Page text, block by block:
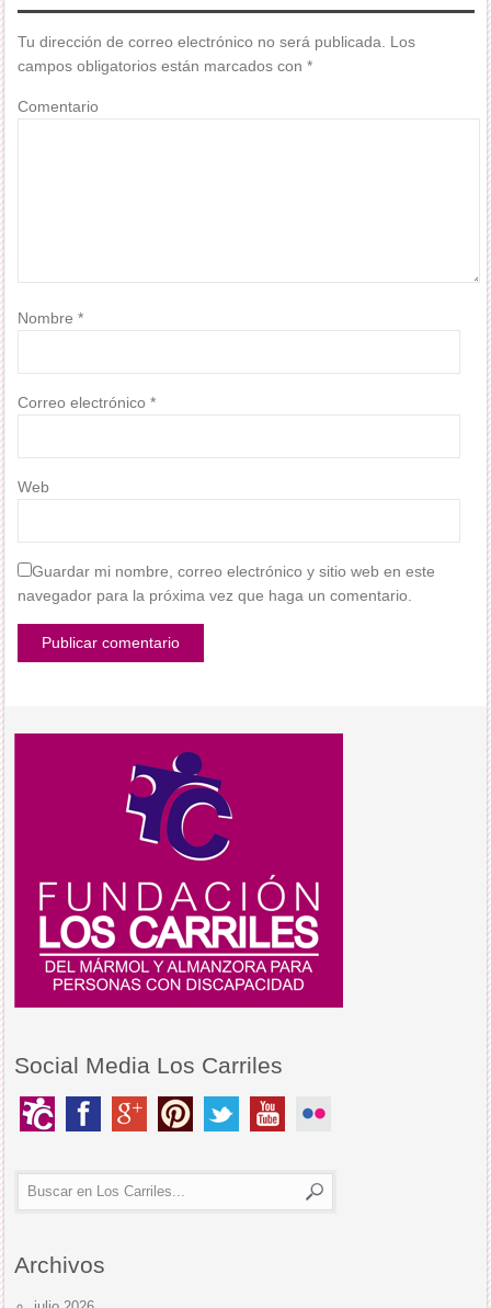
Tu dirección de correo electrónico no será publicada.
Los
campos obligatorios están marcados con*
Comentario
Nombre*
Correo electrónico*
Web
Guardar mi nombre, correo electrónico y sitio web en este
navegador para la próxima vez que haga un comentario.
Social Media Los Carriles
Archivos